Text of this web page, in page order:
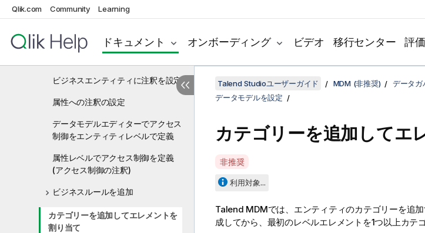
Qlik.com Community Learning
ドキュメント オンボーディング ビデオ 移行センター 評
データモデルにビジネスエンティテ
ビジネスエンティティへの属性の追
ビジネスエンティティに注釈を設定
属性への注釈の設定
データモデルエディターでアクセス
制御をエンティティレベルで定義
属性レベルでアクセス制御を定義
(アクセス制御の注釈)
ビジネスルールを追加
カテゴリーを追加してエレメントを
割り当て
Talend Studioユーザーガイド MDM (非推奨) データガ
データモデルを設定
カテゴリーを追加してエ
A
a
a
非推奨
利用対象...
Talend MDMでは、エンティティのカテゴリーを追
成してから、最初のレベルエレメントを1つ以上カテ